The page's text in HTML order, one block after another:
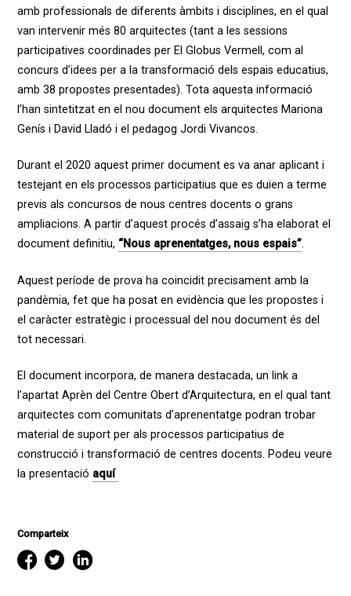
amb professionals de diferents àmbits i disciplines, en el qual
van intervenir més 80 arquitectes (tant a les sessions
participatives coordinades per El Globus Vermell, com al
concurs d’idees per a la transformació dels espais educatius,
amb 38 propostes presentades). Tota aquesta informació
l’han sintetitzat en el nou document els arquitectes Mariona
Genís i David Lladó i el pedagog Jordi Vivancos.
Durant el 2020 aquest primer document es va anar aplicant i
testejant en els processos participatius que es duien a terme
previs als concursos de nous centres docents o grans
ampliacions. A partir d’aquest procés d’assaig s’ha elaborat el
document definitiu, “Nous aprenentatges, nous espais”.
Aquest període de prova ha coincidit precisament amb la
pandèmia, fet que ha posat en evidència que les propostes i
el caràcter estratègic i processual del nou document és del
tot necessari.
El document incorpora, de manera destacada, un link a
l’apartat Aprèn del Centre Obert d’Arquitectura, en el qual tant
arquitectes com comunitats d’aprenentatge podran trobar
material de suport per als processos participatius de
construcció i transformació de centres docents. Podeu veure
la presentació aquí
Comparteix